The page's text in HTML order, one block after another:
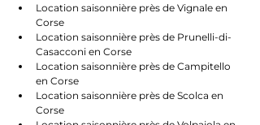
Location saisonnière près de Vignale en
Corse
Location saisonnière près de Prunelli-di-
Casacconi en Corse
Location saisonnière près de Campitello
en Corse
Location saisonnière près de Scolca en
Corse